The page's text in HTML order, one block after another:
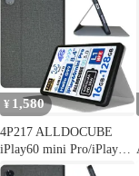
¥ 1,580
4P217 ALLDOCUBE
iPlay60 mini Pro/iPlay60
ｍini Turbo用 保護ケー